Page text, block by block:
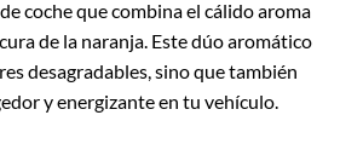
coche que combina el cálido aroma
de la naranja. Este dúo aromático
desagradables, sino que también
y energizante en tu vehículo.